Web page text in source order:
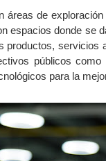
áreas de
espacios donde se
productos, servicios
públicos
para la